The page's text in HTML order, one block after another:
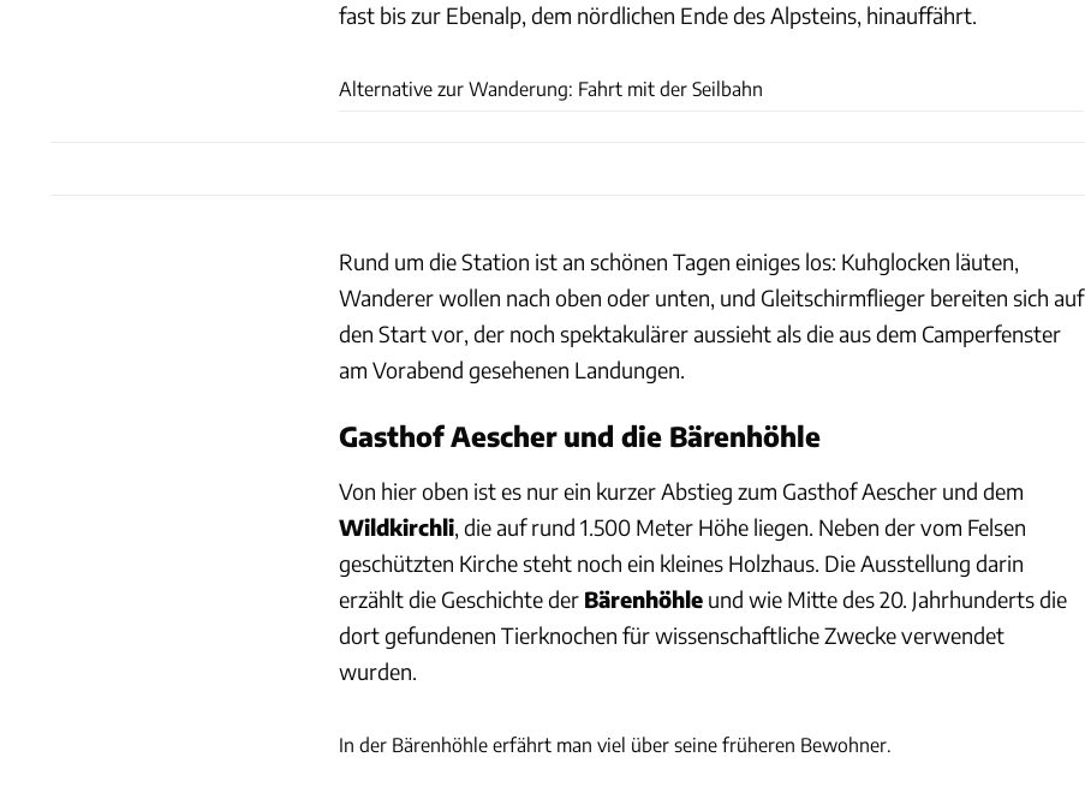
fast bis zur Ebenalp, dem nördlichen Ende des Alpsteins, hinauffährt.
Alternative zur Wanderung: Fahrt mit der Seilbahn
Rund um die Station ist an schönen Tagen einiges los: Kuhglocken läuten,
Wanderer wollen nach oben oder unten, und Gleitschirmflieger bereiten sich auf
den Start vor, der noch spektakulärer aussieht als die aus dem Camperfenster
am Vorabend gesehenen Landungen.
Gasthof Aescher und die Bärenhöhle
Von hier oben ist es nur ein kurzer Abstieg zum Gasthof Aescher und dem
Wildkirchli, die auf rund 1.500 Meter Höhe liegen. Neben der vom Felsen
geschützten Kirche steht noch ein kleines Holzhaus. Die Ausstellung darin
erzählt die Geschichte der Bärenhöhle und wie Mitte des 20. Jahrhunderts die
dort gefundenen Tierknochen für wissenschaftliche Zwecke verwendet
wurden.
In der Bärenhöhle erfährt man viel über seine früheren Bewohner.